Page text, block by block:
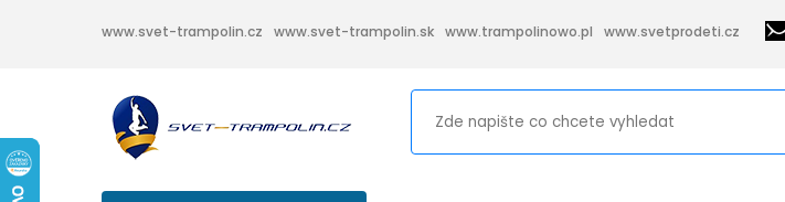
www.svet-trampolin.cz www.svet-trampolin.sk www.trampolinowo.pl www.svetprodeti.cz